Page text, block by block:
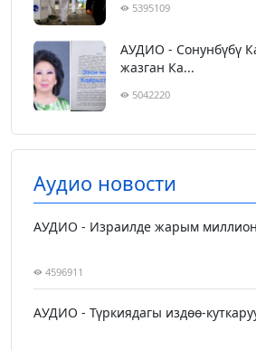
5395109
АУДИО - Сонунбүбү
жазган Ка...
5042220
Аудио новости
АУДИО - Израилде жарым
4596911
АУДИО - Түркиядагы издөө-